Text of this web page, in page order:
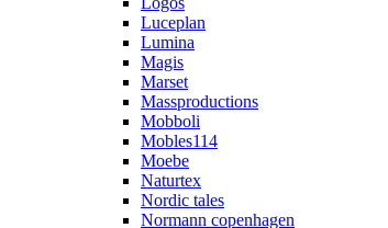
Luceplan
Lumina
Magis
Marset
Massproductions
Mobboli
Mobles114
Moebe
Naturtex
Nordic tales
Normann copenhagen